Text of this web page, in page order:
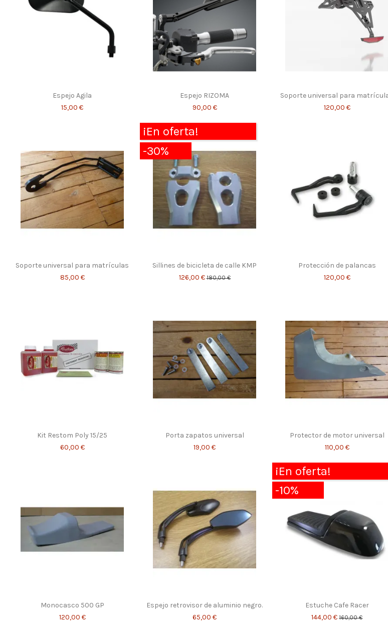
Espejo Agila
15,00 €
Espejo RIZOMA
90,00 €
Soporte universal para
120,00 €
Soporte universal para matrículas
85,00 €
¡En oferta!
-30%
Sillines de bicicleta de calle KMP
126,00 €180,00 €
Protección de palancas
120,00 €
Kit Restom Poly 15/25
60,00 €
Porta zapatos universal
19,00 €
Protector de motor universal
110,00 €
Monocasco 500 GP
120,00 €
Espejo retrovisor de aluminio negro.
65,00 €
¡En oferta!
-10%
Estuche Cafe Racer
144,00 € 160,00 €